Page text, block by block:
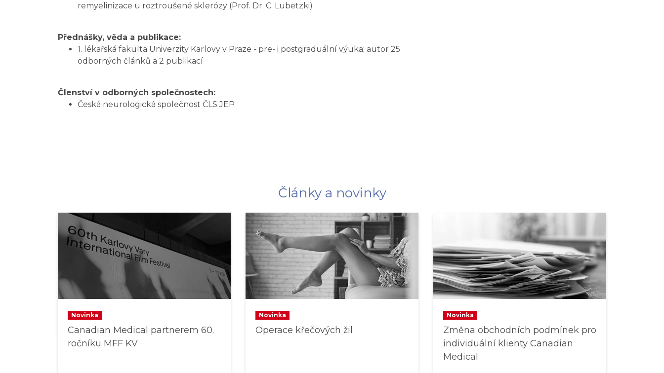
remyelinizace u roztroušené sklerózy (Prof. Dr. C. Lubetzki)
Přednášky, věda a publikace:
1. lékařská fakulta Univerzity Karlovy v Praze - pre- i postgraduální výuka; autor 25
odborných článků a 2 publikací
Členství v odborných společnostech:
Česká neurologická společnost ČLS JEP
Články a novinky
Novinka
Canadian Medical partnerem 60.
ročníku MFF KV
Novinka
Operace křečových žil
Novinka
Změna obchodních podmínek pro
individuální klienty Canadian
Medical